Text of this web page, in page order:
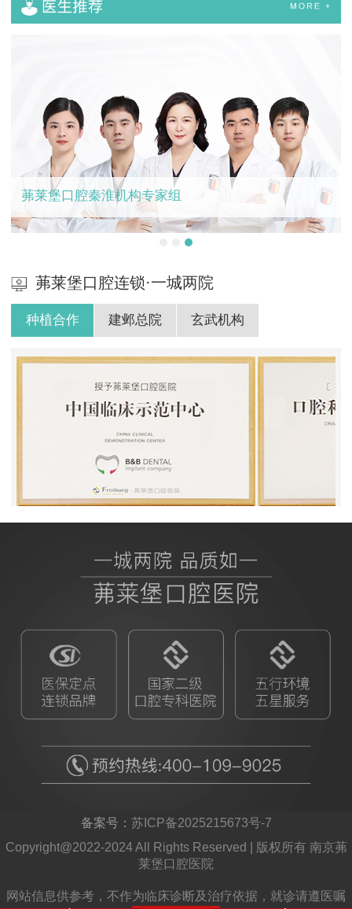
茀莱堡口腔秦淮机构专家组
茀莱堡口腔连锁·一城两院
种植合作 建邺总院 玄武机构
BB授权茀莱堡口腔医院 ITI授
备案号： 苏ICP备2025215673号-7
Copyright@2022-2024 All Rights Reserved | 版权所有 南京茀
莱堡口腔医院
网站信息供参考，不作为临床诊断及治疗依据，就诊请遵医嘱